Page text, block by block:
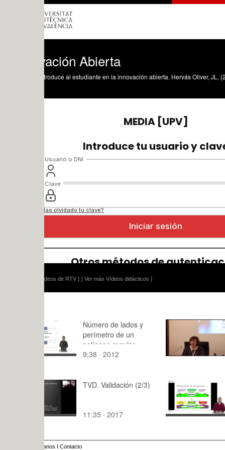
Abierta
al estudiante en la innovación abierta. Hervás Oliver, JL. (2019).
[ Ver más Vídeos didácticos ]
Número de lados y
perímetro de un
polígono regular
9:38 · 2012
VI
Parte11
17:39 ·
TVD. Validación (2/3)
11:35 · 2017
Tema 3:
de
12:11 ·